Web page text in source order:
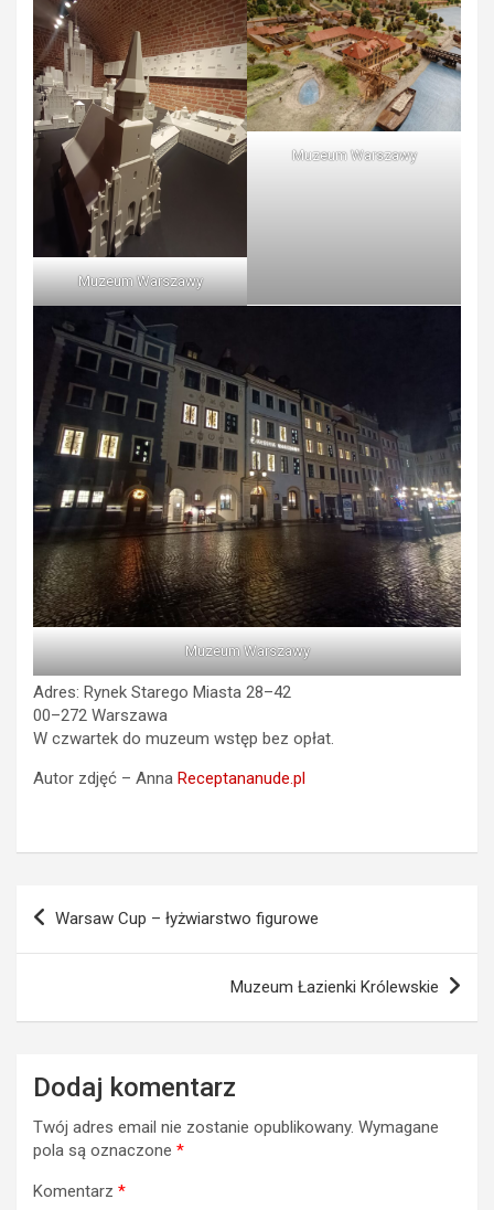
Muzeum Warszawy
Muzeum Warszawy
Muzeum Warszawy
Adres: Rynek Starego Miasta 28–42
00–272 Warszawa
W czwartek do muzeum wstęp bez opłat.
Autor zdjęć – Anna Receptananude.pl
Nawigacja
wpisu
Warsaw Cup – łyżwiarstwo figurowe
Muzeum Łazienki Królewskie
Dodaj komentarz
Twój adres email nie zostanie opublikowany. Wymagane
pola są oznaczone *
Komentarz *